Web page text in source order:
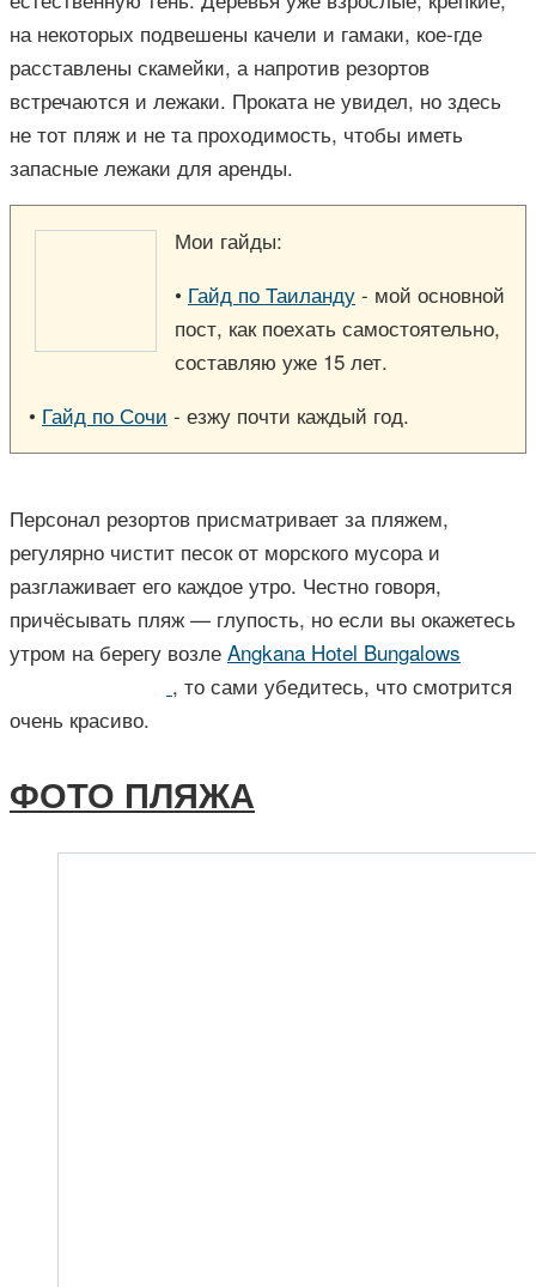
на некоторых подвешены качели и гамаки, кое-где
расставлены скамейки, а напротив резортов
встречаются и лежаки. Проката не увидел, но здесь
не тот пляж и не та проходимость, чтобы иметь
запасные лежаки для аренды.
Мои гайды:
• Гайд по Таиланду - мой основной
пост, как поехать самостоятельно,
составляю уже 15 лет.
• Гайд по Сочи - езжу почти каждый год.
Персонал резортов присматривает за пляжем,
регулярно чистит песок от морского мусора и
разглаживает его каждое утро. Честно говоря,
причёсывать пляж — глупость, но если вы окажетесь
утром на берегу возле Angkana Hotel Bungalows
, то сами убедитесь, что смотрится
очень красиво.
ФОТО ПЛЯЖА